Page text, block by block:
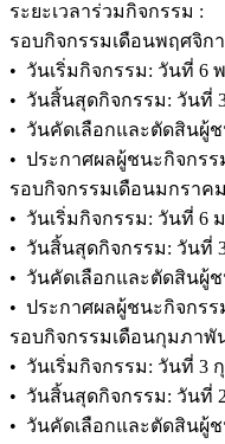
ระยะเวลาร่วมกิจกรรม :
รอบกิจกรรมเดือนพฤศจิกา
• วันเริ่มกิจกรรม: วันที่ 6
• วันสิ้นสุดกิจกรรม: วันที่
• วันคัดเลือกและตัดสินผู้ช
• ประกาศผลผู้ชนะกิจกรร
รอบกิจกรรมเดือนมกราคม
• วันเริ่มกิจกรรม: วันที่ 6
• วันสิ้นสุดกิจกรรม: วันที่
• วันคัดเลือกและตัดสินผู้
• ประกาศผลผู้ชนะกิจกรร
รอบกิจกรรมเดือนกุมภาพั
• วันเริ่มกิจกรรม: วันที่ 3
• วันสิ้นสุดกิจกรรม: วันที่
• วันคัดเลือกและตัดสินผู้